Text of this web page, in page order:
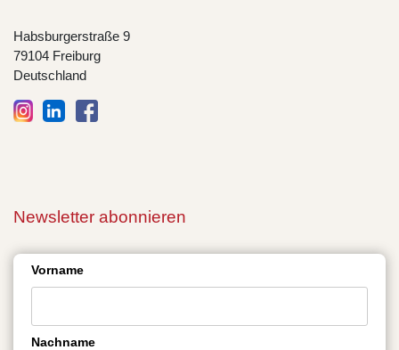
Habsburgerstraße 9
79104 Freiburg
Deutschland
Newsletter abonnieren
Vorname
Nachname